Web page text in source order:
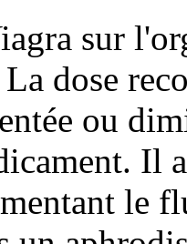
sur
dose
ou
Il
le